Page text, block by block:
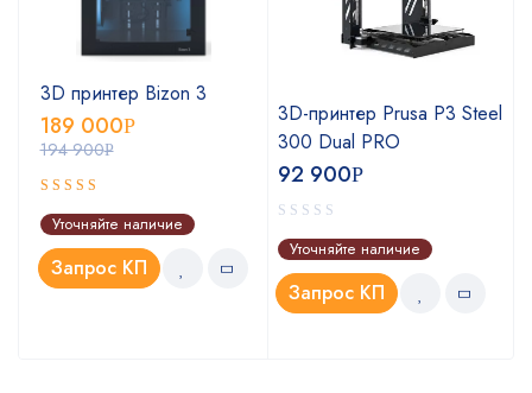
3D принтер Bizon 3
194 900Р
189 000Р
Оценка
5.00из 5
Уточняйте наличие
Запрос КП
3D-принтер Prusa P3 Steel
300 Dual PRO
92 900Р
Уточняйте наличие
Запрос КП